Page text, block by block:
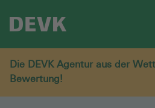
Die DEVK Agentur aus der
Bewertung!